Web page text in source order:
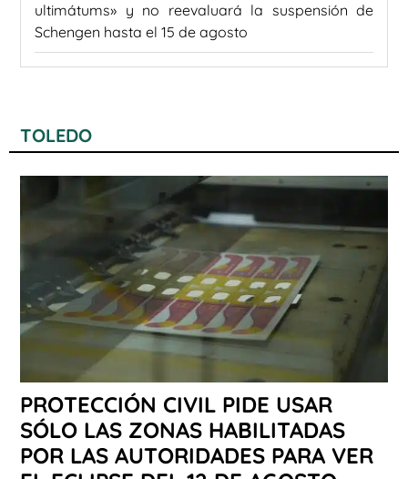
ultimátums» y no reevaluará la suspensión de
Schengen hasta el 15 de agosto
TOLEDO
PROTECCIÓN CIVIL PIDE USAR
SÓLO LAS ZONAS HABILITADAS
POR LAS AUTORIDADES PARA VER